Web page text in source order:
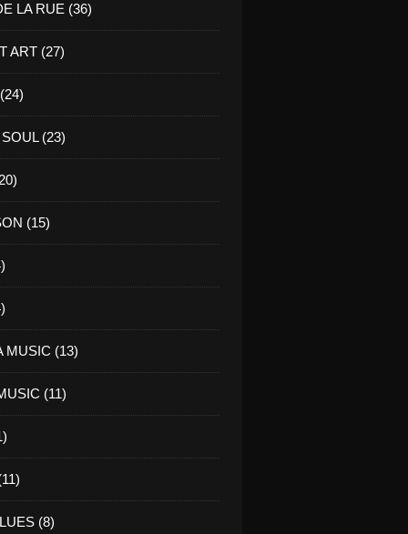
LA RUE (36)
ART (27)
(23)
(15)
MUSIC (13)
(11)
(8)